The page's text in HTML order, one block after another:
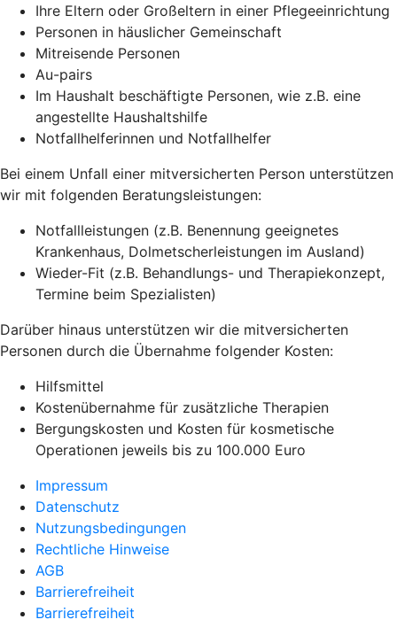
Ihre Eltern oder Großeltern in einer Pflegeeinrichtung
Personen in häuslicher Gemeinschaft
Mitreisende Personen
Au-pairs
Im Haushalt beschäftigte Personen, wie z.B. eine
angestellte Haushaltshilfe
Notfallhelferinnen und Notfallhelfer
Bei einem Unfall einer mitversicherten Person unterstützen
wir mit folgenden Beratungsleistungen:
Notfallleistungen (z.B. Benennung geeignetes
Krankenhaus, Dolmetscherleistungen im Ausland)
Wieder-Fit (z.B. Behandlungs- und Therapiekonzept,
Termine beim Spezialisten)
Darüber hinaus unterstützen wir die mitversicherten
Personen durch die Übernahme folgender Kosten:
Hilfsmittel
Kostenübernahme für zusätzliche Therapien
Bergungskosten und Kosten für kosmetische
Operationen jeweils bis zu 100.000 Euro
Impressum
Datenschutz
Nutzungsbedingungen
Rechtliche Hinweise
AGB
Barrierefreiheit
Barrierefreiheit